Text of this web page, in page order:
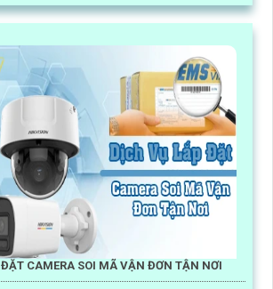
ưu hóa quy trình kinh doanh và kết nối
CAMERA SOI MÃ VẬN ĐƠN TẬN NƠI